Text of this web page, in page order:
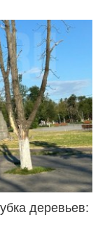
деревьев: